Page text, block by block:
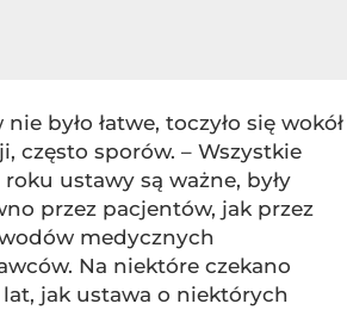
było łatwe, toczyło się wokół
często sporów. – Wszystkie
ustawy są ważne, były
przez pacjentów, jak przez
medycznych
Na niektóre czekano
jak ustawa o niektórych